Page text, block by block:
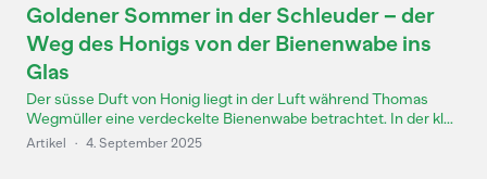
Goldener Sommer in der Schleuder – der
Weg des Honigs von der Bienenwabe ins
Glas
Der süsse Duft von Honig liegt in der Luft während Thomas
Wegmüller eine verdeckelte Bienenwabe betrachtet. In der kl...
Artikel · 4. September 2025